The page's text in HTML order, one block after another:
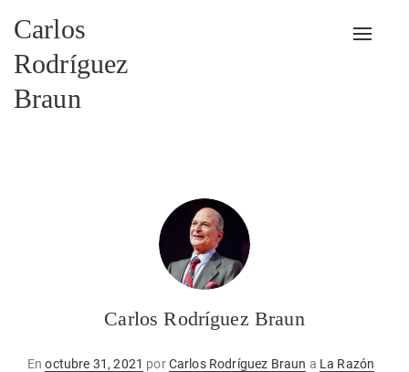
Carlos
Rodríguez
Braun
Carlos Rodríguez Braun
EnPublicado
octubre 31, 2021 porCarlos Rodríguez Braun a La Razón